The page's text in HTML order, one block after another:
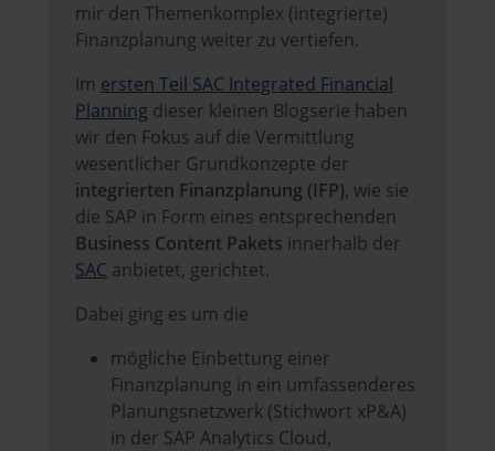
mir den Themenkomplex (integrierte)
Finanzplanung weiter zu vertiefen.
Im ersten Teil SAC Integrated Financial
Planning dieser kleinen Blogserie haben
wir den Fokus auf die Vermittlung
wesentlicher Grundkonzepte der
integrierten Finanzplanung (IFP), wie sie
die SAP in Form eines entsprechenden
Business Content Pakets innerhalb der
SAC anbietet, gerichtet.
Dabei ging es um die
mögliche Einbettung einer
Finanzplanung in ein umfassenderes
Planungsnetzwerk (Stichwort xP&A)
in der SAP Analytics Cloud,